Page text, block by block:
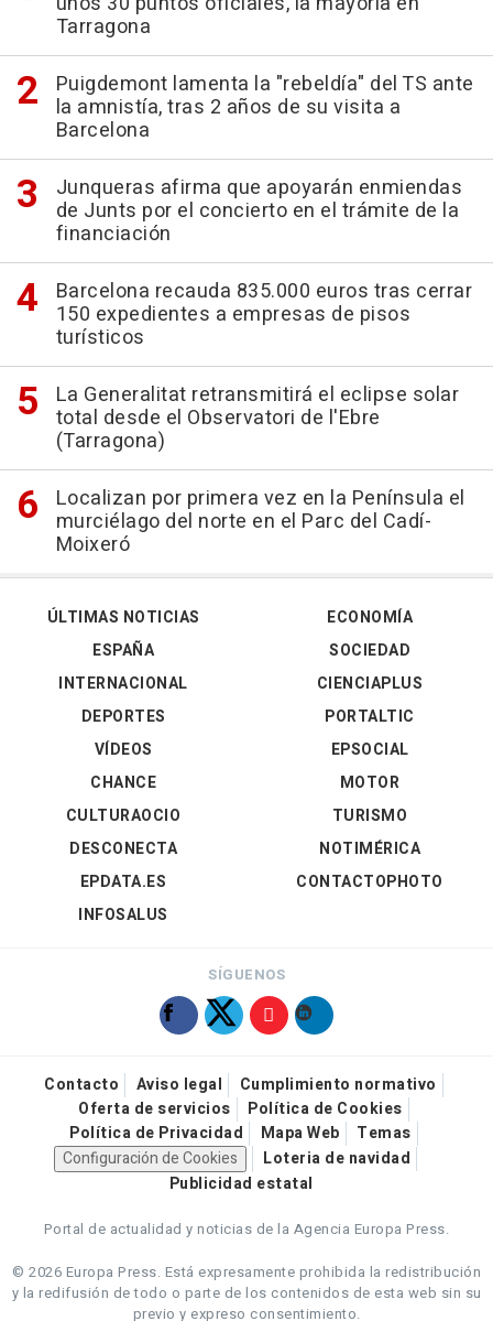
Tarragona
Puigdemont lamenta la "rebeldía" del TS ante
la amnistía, tras 2 años de su visita a
Barcelona
Junqueras afirma que apoyarán enmiendas
de Junts por el concierto en el trámite de la
financiación
Barcelona recauda 835.000 euros tras cerrar
150 expedientes a empresas de pisos
turísticos
La Generalitat retransmitirá el eclipse solar
total desde el Observatori de l'Ebre
(Tarragona)
Localizan por primera vez en la Península el
murciélago del norte en el Parc del Cadí-
Moixeró
ÚLTIMAS NOTICIAS
ESPAÑA
INTERNACIONAL
DEPORTES
VÍDEOS
ECONOMÍA
SOCIEDAD
CIENCIAPLUS
PORTALTIC
EPSOCIAL
CHANCE
CULTURAOCIO
DESCONECTA
EPDATA.ES
INFOSALUS
MOTOR
TURISMO
NOTIMÉRICA
CONTACTOPHOTO
SÍGUENOS
Contacto Aviso legal
Cumplimiento normativo
Oferta de servicios
Política de Cookies
Política de Privacidad
Mapa Web
Temas
Configuración de Cookies
Loteria de navidad
Publicidad estatal
Portal de actualidad y noticias de la Agencia Europa Press.
© 2026 Europa Press. Está expresamente prohibida la redistribución
y la redifusión de todo o parte de los contenidos de esta web sin su
previo y expreso consentimiento.